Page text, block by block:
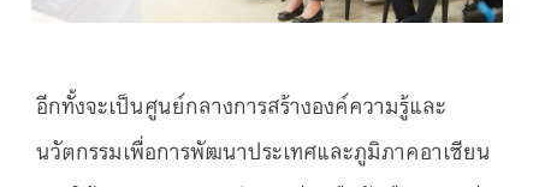
อีกทั้งจะเป็นศูนย์กลางการสร้างองค์ความรู้และ
นวัตกรรมเพื่อการพัฒนาประเทศและภูมิภาคอาเซียน